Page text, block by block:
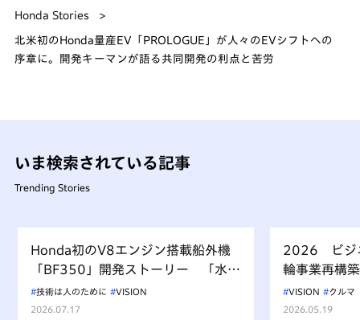
Honda Stories
北米初のHonda量産EV「PROLOGUE」が人々のEVシフトへの
序章に。開発キーマンが語る共同開発の利点と苦労
いま検索されている記事
Trending Stories
Honda初のV8エンジン搭載船外機
「BF350」開発ストーリー 「水上
を走るもの、水を汚すべからず」を
受け継ぐ挑戦
技術は人のために
VISION
2026.07.17
2026 ビジ
輪事業再構
VISION
クルマ
2026.05.19